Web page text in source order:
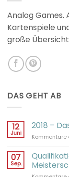
Analog Games.
Kartenspiele
große
DAS GEHT AB
12
Juni
2018 –
Kommentare
07
Sep.